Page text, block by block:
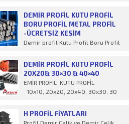
DEMIR PROFIL KUTU PROFIL
BORU PROFIL METAL PROFIL
-ÜCRETSİZ KESİM
Demir profil Kutu Profil Boru Profil
ücret
DEMIR PROFIL KUTU PROFIL
20X20& 30×30 & 40×40
EMİR PROFİL KUTU PROFİL
10x10, 20x20, 20x40, 30x30, 30
H PROFİL FIYATLARI
Profil Demir Çelik ve Demir Çelik